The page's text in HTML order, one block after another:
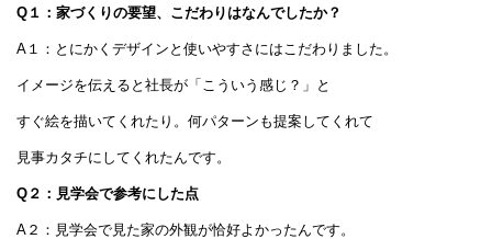
Q１：家づくりの要望、こだわりはなんでしたか？
A１：とにかくデザインと使いやすさにはこだわりました。
イメージを伝えると社長が「こういう感じ？」と
すぐ絵を描いてくれたり。何パターンも提案してくれて
見事カタチにしてくれたんです。
Q２：見学会で参考にした点
A２：見学会で見た家の外観が恰好よかったんです。